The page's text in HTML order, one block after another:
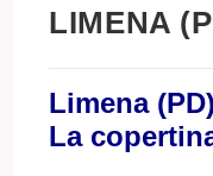
LIMENA
Limena
La